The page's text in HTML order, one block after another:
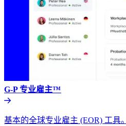
G-P 专业雇主™​​
基本的全球专业雇主 (EOR) 工具。​​